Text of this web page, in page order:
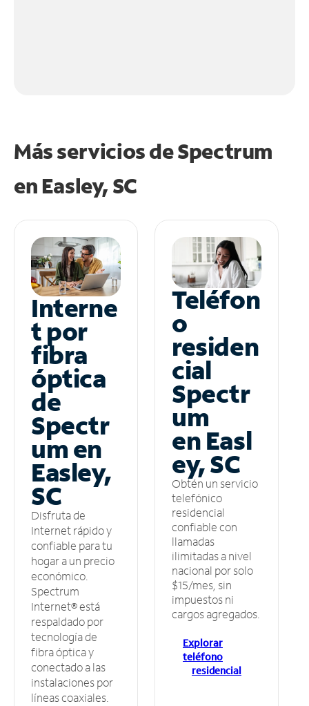
Más servicios de Spectrum
en Easley, SC
Interne
t por
fibra
óptica
de
Spectr
um en
Easley,
SC
Disfruta de
Internet rápido y
confiable para tu
hogar a un precio
económico.
Spectrum
Internet® está
respaldado por
tecnología de
fibra óptica y
conectado a las
instalaciones por
líneas coaxiales.
Teléfon
o
residen
cial
Spectr
um
en Easl
ey, SC
Obtén un servicio
telefónico
residencial
confiable con
llamadas
ilimitadas a nivel
nacional por solo
$15/mes, sin
impuestos ni
cargos agregados.
Explorar
teléfono
residencial